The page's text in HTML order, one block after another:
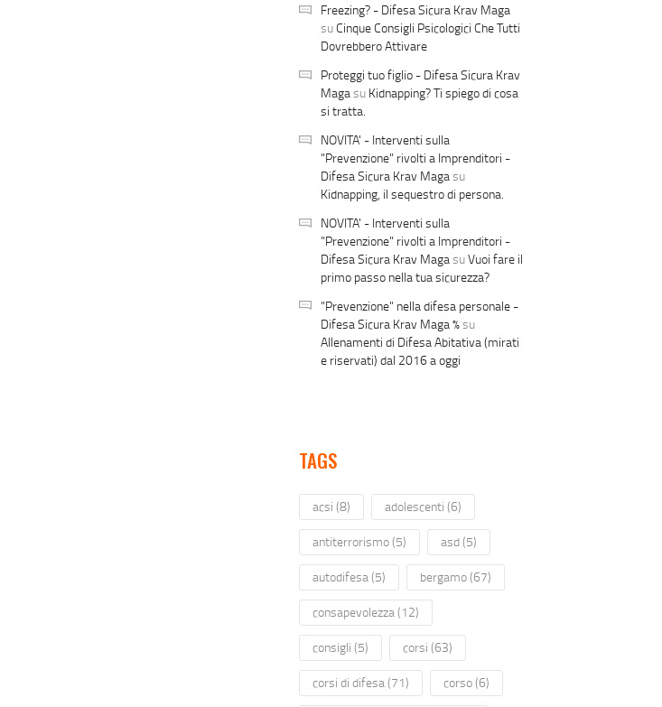
Freezing? - Difesa Sicura Krav Maga
su Cinque Consigli Psicologici Che Tutti
Dovrebbero Attivare
Proteggi tuo figlio - Difesa Sicura Krav
Magasu Kidnapping? Ti spiego di cosa
si tratta.
NOVITA' - Interventi sulla
"Prevenzione" rivolti a Imprenditori -
Difesa Sicura Krav Magasu
Kidnapping, il sequestro di persona.
NOVITA' - Interventi sulla
"Prevenzione" rivolti a Imprenditori -
Difesa Sicura Krav Maga suVuoi fare il
primo passo nella tua sicurezza?
"Prevenzione" nella difesa personale -
Difesa Sicura Krav Maga %su
Allenamenti di Difesa Abitativa (mirati
e riservati) dal 2016 a oggi
TAGS
acsi (8) adolescenti (6)
antiterrorismo(5) asd(5)
autodifesa (5) bergamo(67)
consapevolezza (12)
consigli (5) corsi (63)
corsi di difesa (71) corso(6)